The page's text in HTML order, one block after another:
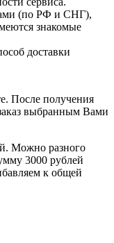
(по РФ и СНГ),
знакомые
доставки
После получения
выбранным Вами
Можно разного
3000 рублей
к общей